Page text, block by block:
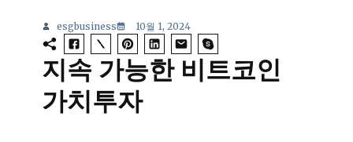
esgbusiness 10월 1, 2024
지속 가능한 비트코인
가치투자